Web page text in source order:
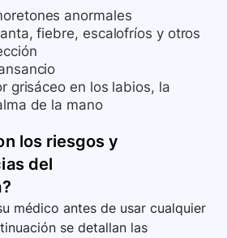
anormales
fiebre, escalofríos y otros
grisáceo en los labios, la
de la mano
los riesgos y
del
?
médico antes de usar cualquier
se detallan las